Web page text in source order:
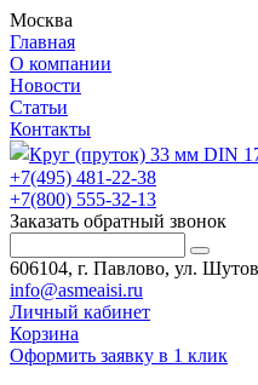
Москва
Главная
О компании
Новости
Статьи
Контакты
+7(495) 481-22-38
+7(800) 555-32-13
Заказать обратный звонок
606104, г. Павлово, ул.
info@asmeaisi.ru
Личный кабинет
Корзина
Оформить заявку в 1 клик